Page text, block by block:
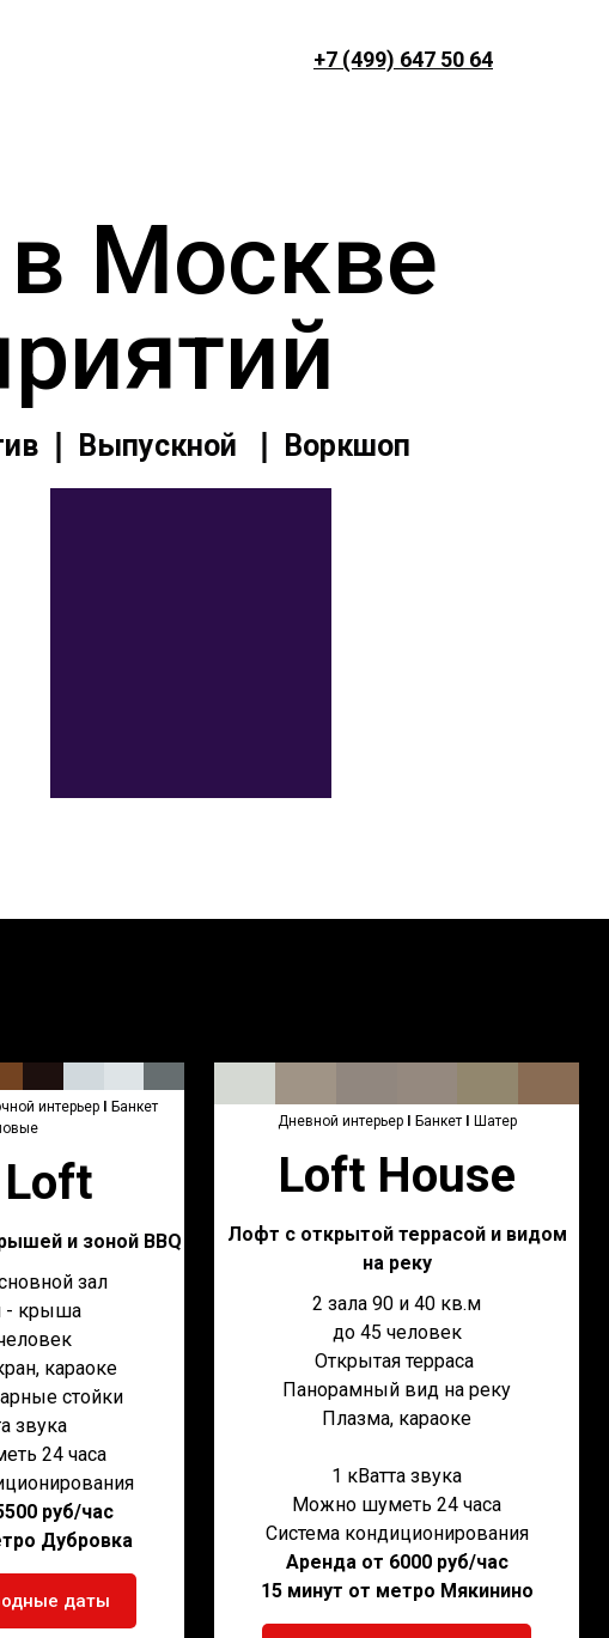
❘ Выпускной ❘ Воркшоп
+7 (499) 647 50 64
Москве
интерьер I Банкет
и зоной BBQ
зал
- крыша
караоке
стойки
звука
24 часа
руб/час
Дубровка
даты
Дневной интерьерI Банкет I Шатер
Loft House
Лофт с открытой террасой и видом
на реку
2 зала 90 и 40 кв.м
до 45 человек
Открытая терраса
Панорамный вид на реку
Плазма, караоке
1 кВатта звука
Можно шуметь 24 часа
Система кондиционирования
Аренда от 6000 руб/час
15 минут от метро Мякинино